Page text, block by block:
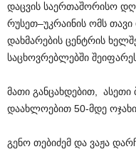
დაცვის საერთაშორისო
რუსეთ–უკრაინის ომს თავი
დახმარების ცენტრის
საცხოვრებლებში
მათი განცახდებით ასეთი
დაახლოებით 50-მდე
გენო თებიძემ და ვაჟა